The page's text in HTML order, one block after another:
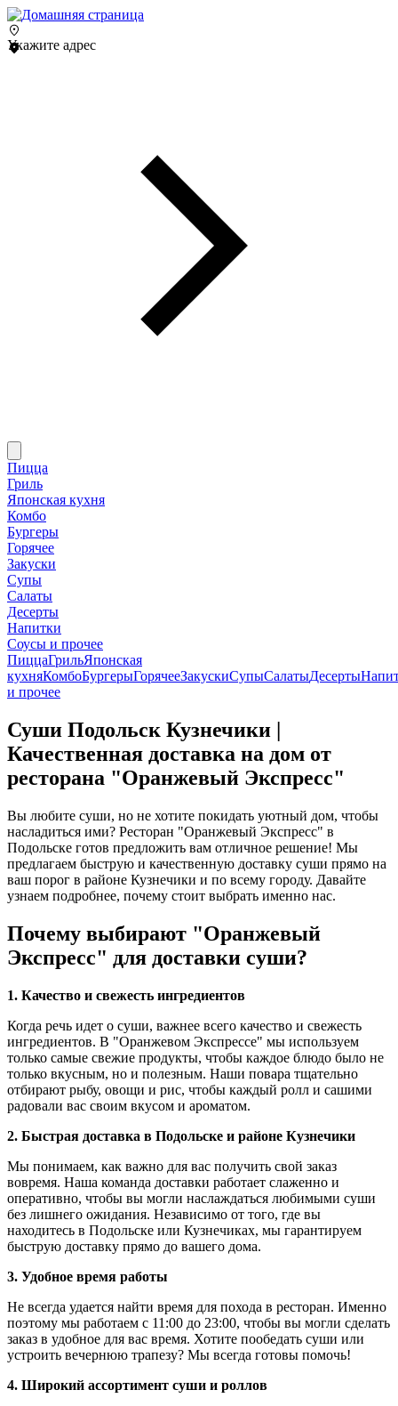
Укажите адрес
Пицца
Гриль
Японская кухня
Комбо
Бургеры
Горячее
Закуски
Супы
Салаты
Десерты
Напитки
Соусы и прочее
ПиццаГрильЯпонская
кухняКомбоБургерыГорячееЗакускиСупыСалатыДесерты
и прочее
Суши Подольск Кузнечики |
Качественная доставка на дом от
ресторана "Оранжевый Экспресс"
Вы любите суши, но не хотите покидать уютный дом, чтобы
насладиться ими? Ресторан "Оранжевый Экспресс" в
Подольске готов предложить вам отличное решение! Мы
предлагаем быструю и качественную доставку суши прямо на
ваш порог в районе Кузнечики и по всему городу. Давайте
узнаем подробнее, почему стоит выбрать именно нас.
Почему выбирают "Оранжевый
Экспресс" для доставки суши?
1. Качество и свежесть ингредиентов
Когда речь идет о суши, важнее всего качество и свежесть
ингредиентов. В "Оранжевом Экспрессе" мы используем
только самые свежие продукты, чтобы каждое блюдо было не
только вкусным, но и полезным. Наши повара тщательно
отбирают рыбу, овощи и рис, чтобы каждый ролл и сашими
радовали вас своим вкусом и ароматом.
2. Быстрая доставка в Подольске и районе Кузнечики
Мы понимаем, как важно для вас получить свой заказ
вовремя. Наша команда доставки работает слаженно и
оперативно, чтобы вы могли наслаждаться любимыми суши
без лишнего ожидания. Независимо от того, где вы
находитесь в Подольске или Кузнечиках, мы гарантируем
быструю доставку прямо до вашего дома.
3. Удобное время работы
Не всегда удается найти время для похода в ресторан. Именно
поэтому мы работаем с 11:00 до 23:00, чтобы вы могли сделать
заказ в удобное для вас время. Хотите пообедать суши или
устроить вечернюю трапезу? Мы всегда готовы помочь!
4. Широкий ассортимент суши и роллов